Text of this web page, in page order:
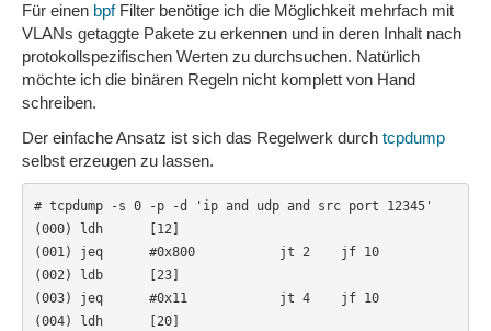
Impressum
Datenschutz
Für einen bpfFilter benötige ich die Möglichkeit mehrfach mit
VLANs getaggte Pakete zu erkennen und in deren Inhalt nach
protokollspezifischen Werten zu durchsuchen. Natürlich
möchte ich die binären Regeln nicht komplett von Hand
schreiben.
Der einfache Ansatz ist sich das Regelwerk durch tcpdump
selbst erzeugen zu lassen.
# tcpdump -s 0 -p -d 'ip and udp and src port 12345'
(000) ldh      [12]
(001) jeq      #0x800           jt 2    jf 10
(002) ldb      [23]
(003) jeq      #0x11            jt 4    jf 10
(004) ldh      [20]